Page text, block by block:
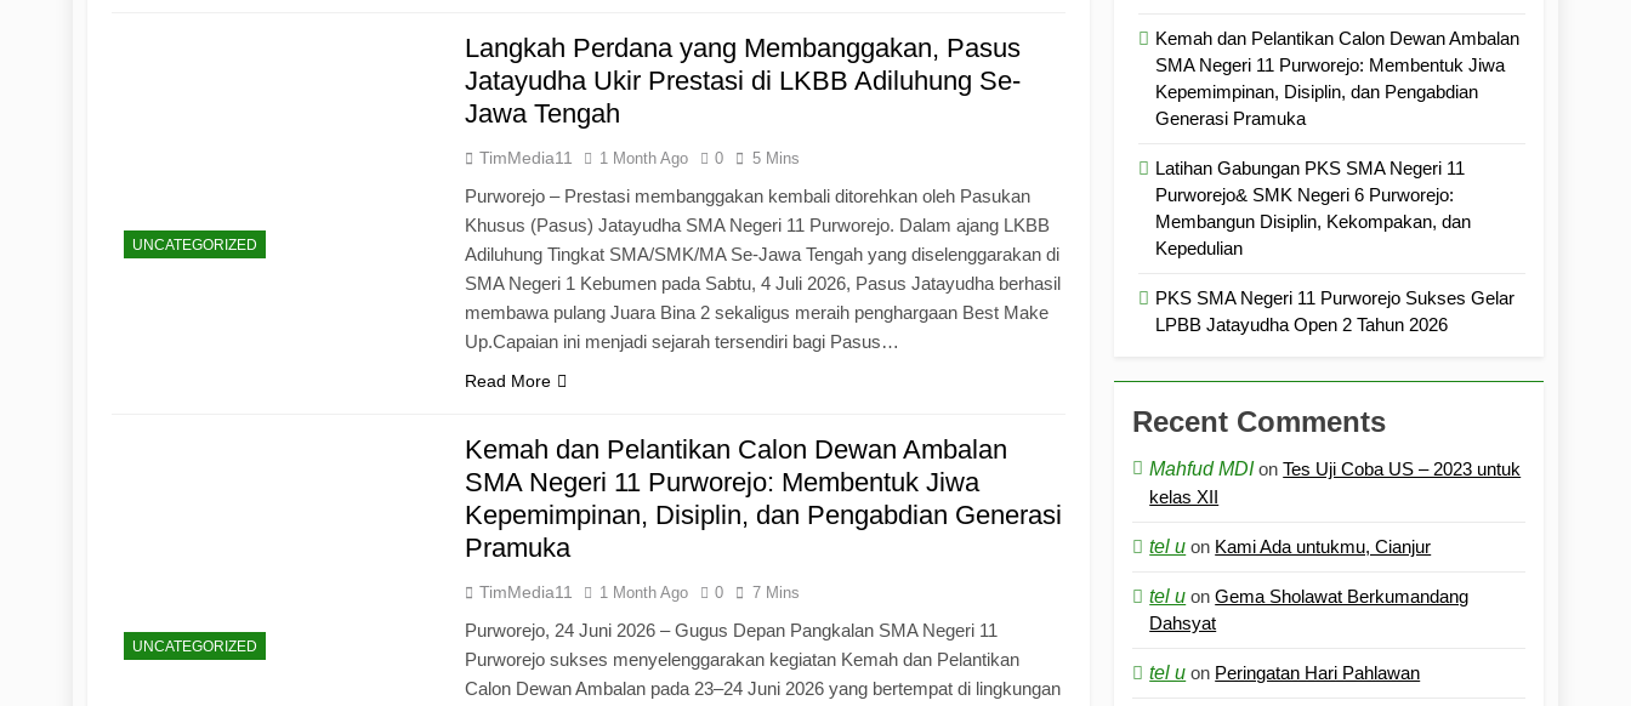
UNCATEGORIZED
Langkah Perdana yang Membanggakan, Pasus
Jatayudha Ukir Prestasi di LKBB Adiluhung Se-
Jawa Tengah
TimMedia11 1 Month Ago 0 5 Mins
Purworejo – Prestasi membanggakan kembali ditorehkan oleh Pasukan
Khusus (Pasus) Jatayudha SMA Negeri 11 Purworejo. Dalam ajang LKBB
Adiluhung Tingkat SMA/SMK/MA Se-Jawa Tengah yang diselenggarakan di
SMA Negeri 1 Kebumen pada Sabtu, 4 Juli 2026, Pasus Jatayudha berhasil
membawa pulang Juara Bina 2 sekaligus meraih penghargaan Best Make
Up.Capaian ini menjadi sejarah tersendiri bagi Pasus…
Read More
UNCATEGORIZED
Kemah dan Pelantikan Calon Dewan Ambalan
SMA Negeri 11 Purworejo: Membentuk Jiwa
Kepemimpinan, Disiplin, dan Pengabdian Generasi
Pramuka
TimMedia11 1 Month Ago 0 7 Mins
Purworejo, 24 Juni 2026 – Gugus Depan Pangkalan SMA Negeri 11
Purworejo sukses menyelenggarakan kegiatan Kemah dan Pelantikan
Calon Dewan Ambalan pada 23–24 Juni 2026 yang bertempat di lingkungan
Kemah dan Pelantikan Calon Dewan Ambalan
SMA Negeri 11 Purworejo: Membentuk Jiwa
Kepemimpinan, Disiplin, dan Pengabdian
Generasi Pramuka
Latihan Gabungan PKS SMA Negeri 11
Purworejo& SMK Negeri 6 Purworejo:
Membangun Disiplin, Kekompakan, dan
Kepedulian
PKS SMA Negeri 11 Purworejo Sukses Gelar
LPBB Jatayudha Open 2 Tahun 2026
Recent Comments
Mahfud MDIonTes Uji Coba US – 2023 untuk
kelas XII
tel u on Kami Ada untukmu, Cianjur
tel u onGema Sholawat Berkumandang
Dahsyat
tel u on Peringatan Hari Pahlawan